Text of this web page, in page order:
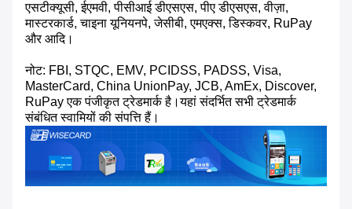
एसटीक्यूसी, ईएमवी, पीसीआई डीएसएस, पीए डीएसएस, वीज़ा,
मास्टरकार्ड, चाइना यूनियनपे, जेसीबी, एमएक्स, डिस्कवर, RuPay
और आदि।
नोट: FBI, STQC, EMV, PCIDSS, PADSS, Visa,
MasterCard, China UnionPay, JCB, AmEx, Discover,
RuPay एक पंजीकृत ट्रेडमार्क है।यहां संदर्भित सभी ट्रेडमार्क
संबंधित स्वामियों की संपत्ति हैं।